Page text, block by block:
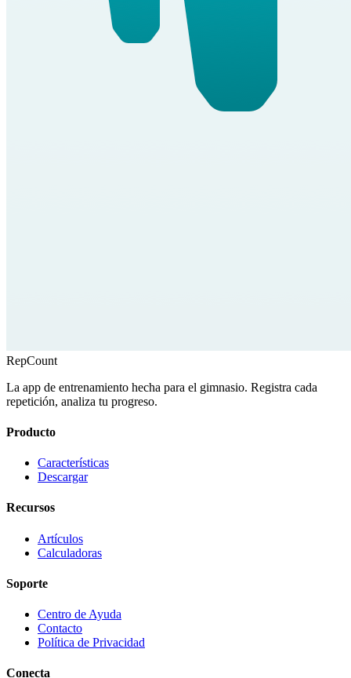
RepCount
La app de entrenamiento hecha para el gimnasio. Registra cada
repetición, analiza tu progreso.
Producto
Características
Descargar
Recursos
Artículos
Calculadoras
Soporte
Centro de Ayuda
Contacto
Política de Privacidad
Conecta